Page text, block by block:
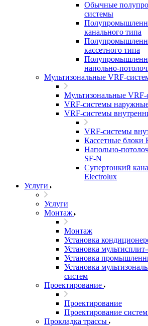
Обычные
системы
канального типа
кассетного типа
напольно-
Мультизональные VRF-
Мультизональные
VRF-системы
VRF-системы
VRF-системы
Кассетные блоки
Напольно-
SF-N
Супертонкий
Electrolux
Услуги
Услуги
Монтаж
Монтаж
Установка
Установка
Установка
Установка
систем
Проектирование
Проектирование
Проектирование
Прокладка трассы